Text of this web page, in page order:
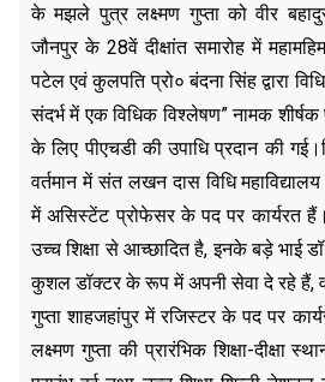
के मझले पुत्र लक्ष्मण गुप्ता को वीर बहादुर
जौनपुर के 28वें दीक्षांत समारोह में
पटेल एवं कुलपति प्रो० बंदना सिंह द्वारा
संदर्भ में एक विधिक विश्लेषण” नामक
के लिए पीएचडी की उपाधि प्रदान की
वर्तमान में संत लखन दास विधि
में असिस्टेंट प्रोफेसर के पद पर कार्यरत हैं।
उच्च शिक्षा से आच्छादित है, इनके बड़े भाई
कुशल डॉक्टर के रूप में अपनी सेवा दे रहे हैं,
गुप्ता शाहजहांपुर में रजिस्टर के पद पर
लक्ष्मण गुप्ता की प्रारंभिक शिक्षा-दीक्षा